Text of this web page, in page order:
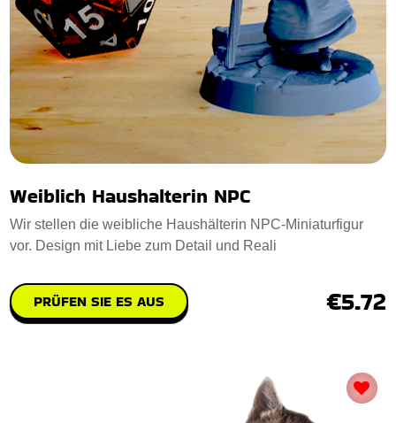
Weiblich Haushalterin NPC
Wir stellen die weibliche Haushälterin NPC-Miniaturfigur
vor. Design mit Liebe zum Detail und Reali
PRÜFEN SIE ES AUS €5.72